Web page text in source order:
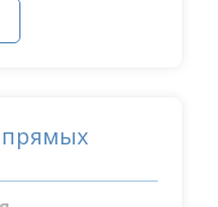
прямых